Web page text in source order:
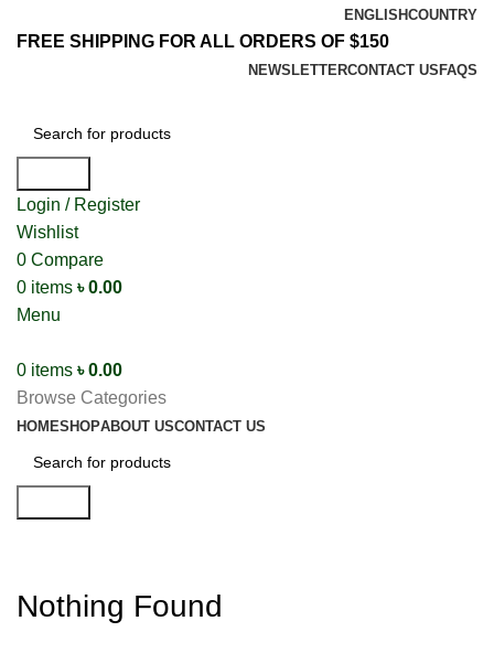
ENGLISHCOUNTRY
FREE SHIPPING FOR ALL ORDERS OF $150
NEWSLETTERCONTACT US FAQS
Login / Register
Wishlist
0 Compare
0 items ৳0.00
Menu
0 items ৳0.00
Browse Categories
HOMESHOPABOUT USCONTACT US
Nothing Found